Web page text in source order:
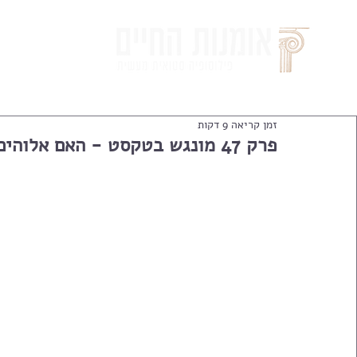
פרק 47 מונגש בטקסט - האם אלוהים רע?
זמן קריאה 9 דקות